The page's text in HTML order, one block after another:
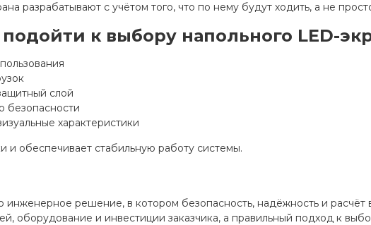
разрабатывают с учётом того, что по нему будут ходить, а не
слой
безопасности
характеристики
и обеспечивает стабильную работу системы.
решение, в котором безопасность, надёжность и расчёт
оборудование и инвестиции заказчика, а правильный подход к
к выбору напольного LED-